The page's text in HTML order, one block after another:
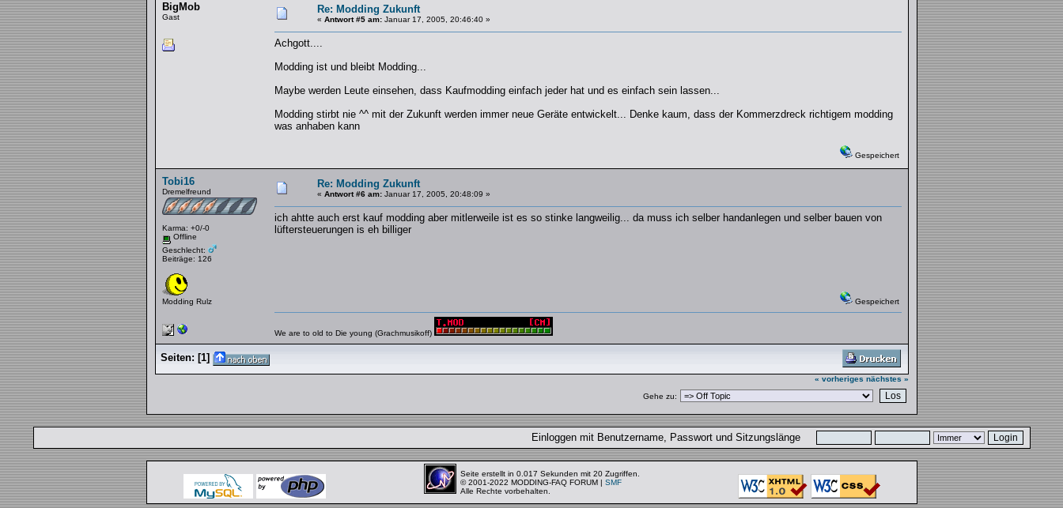
BigMob
Gast
Re: Modding Zukunft
« Antwort #5 am:Januar 17, 2005, 20:46:40 »
Achgott....
Modding ist und bleibt Modding...
Maybe werden Leute einsehen, dass Kaufmodding einfach jeder hat und es einfach sein lassen...
Modding stirbt nie ^^ mit der Zukunft werden immer neue Geräte entwickelt... Denke kaum, dass der Kommerzdreck richtigem modding
was anhaben kann
Gespeichert
Tobi16
Dremelfreund
Karma: +0/-0
Offline
Geschlecht:
Beiträge: 126
Modding Rulz
Re: Modding Zukunft
« Antwort #6 am:Januar 17, 2005, 20:48:09 »
ich ahtte auch erst kauf modding aber mitlerweile ist es so stinke langweilig... da muss ich selber handanlegen und selber bauen von
lüftersteuerungen is eh billiger
Gespeichert
We are to old to Die young (Grachmusikoff)
Seiten: [1]
« vorheriges nächstes »
Gehe zu:
Einloggen mit Benutzername, Passwort und Sitzungslänge
Seite erstellt in 0.017 Sekunden mit 20 Zugriffen.
© 2001-2022 MODDING-FAQ FORUM | SMF
Alle Rechte vorbehalten.